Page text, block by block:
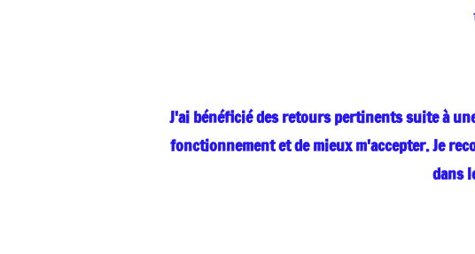
J'ai bénéficié des retours pertinents suite à
fonctionnement et de mieux m'accepter. Je
dans